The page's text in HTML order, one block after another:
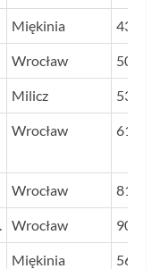
Miękinia 43
Wrocław 50
Milicz 53
Wrocław 61
Wrocław 81
Wrocław 90
Miękinia 56